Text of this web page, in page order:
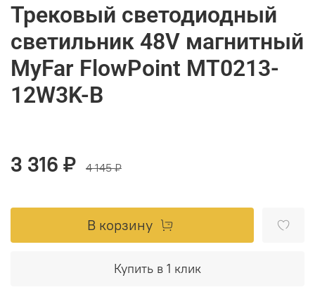
Трековый светодиодный
светильник 48V магнитный
MyFar FlowPoint MT0213-
12W3K-B
3 316 ₽ 4 145 ₽
В корзину
Купить в 1 клик